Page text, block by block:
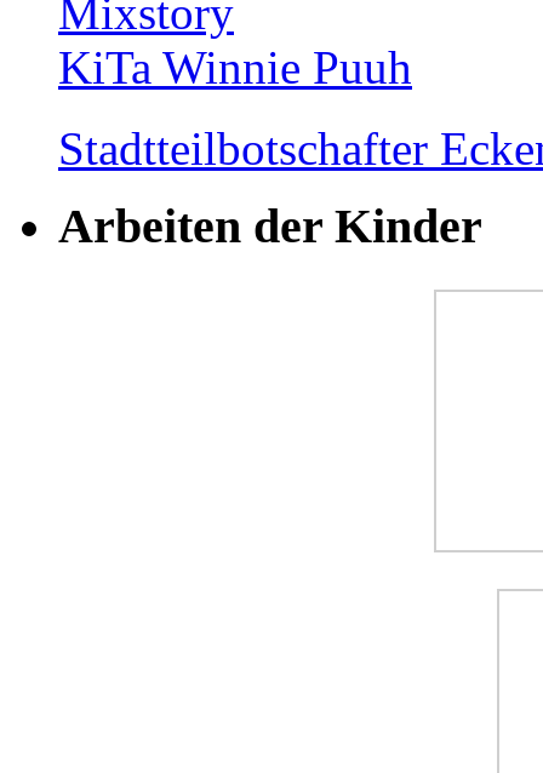
Mixstory
KiTa Winnie Puuh
Stadtteilbotschafter
Arbeiten der Kinder